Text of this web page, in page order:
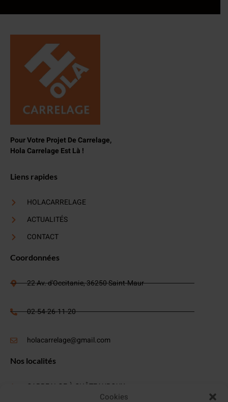
Cookies
Pour Votre Projet De Carrelage,
Hola Carrelage Est Là !
Liens rapides
HOLACARRELAGE
ACTUALITÉS
CONTACT
Coordonnées
22 Av. d'Occitanie, 36250 Saint-Maur
02-54-26-11-20
holacarrelage@gmail.com
Nos localités
CARREALGE À CHÂTEAUROUX